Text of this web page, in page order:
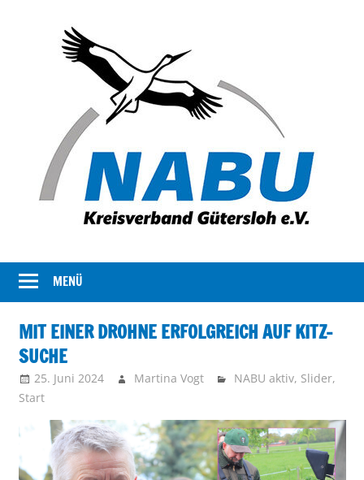
NABU
Gütersloh
Kreisverband
NABU
stellt
sich
vor
MENÜ
MIT EINER DROHNE ERFOLGREICH AUF KITZ-
SUCHE
25. Juni 2024 Martina Vogt NABU aktiv, Slider,
Start